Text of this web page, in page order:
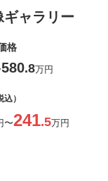
ャラリー
格
580.8万円
込）
〜241.5万円